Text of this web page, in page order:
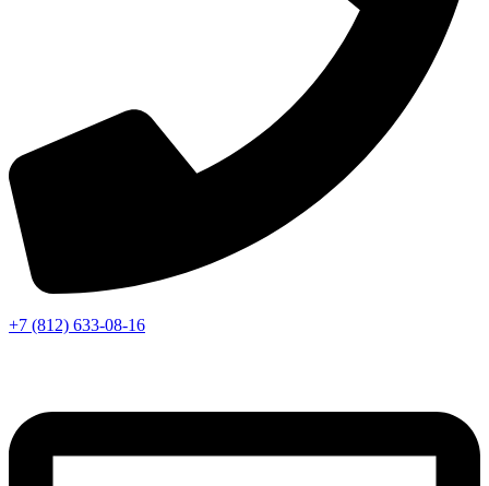
+7 (812) 633-08-16